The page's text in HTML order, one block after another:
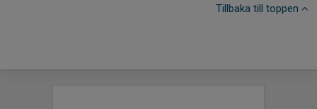
Tillbaka till toppen